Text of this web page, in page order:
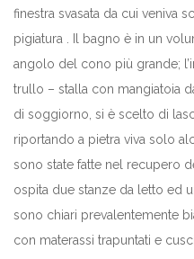
finestra svasata da cui veniva
pigiatura . Il bagno è in un
angolo del cono più grande;
trullo – stalla con mangiatoia
di soggiorno, si è scelto di
riportando a pietra viva solo
sono state fatte nel recupero
ospita due stanze da letto ed
sono chiari prevalentemente
con materassi trapuntati e